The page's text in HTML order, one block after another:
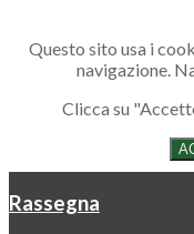
Questo sito usa i
navigazione.
Clicca su
About
Rassegna